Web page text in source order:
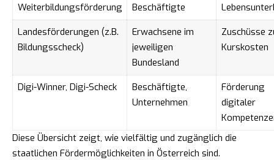
Weiterbildungsförderung
Beschäftigte
Landesförderungen (z.B.
Bildungsscheck)
Erwachsene im
jeweiligen
Bundesland
Zuschüsse
Kurskosten
Digi-Winner, Digi-Scheck
Beschäftigte,
Unternehmen
Förderung
digitaler
Diese Übersicht zeigt, wie vielfältig und zugänglich die
staatlichen Fördermöglichkeiten in Österreich sind.